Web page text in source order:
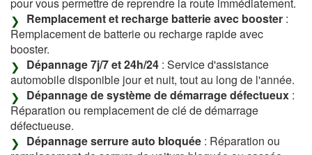
Remplacement et recharge batterie avec booster :
Remplacement de batterie ou recharge rapide avec
booster.
Dépannage 7j/7 et 24h/24 : Service d'assistance
automobile disponible jour et nuit, tout au long de l'année.
Dépannage de système de démarrage défectueux :
Réparation ou remplacement de clé de démarrage
défectueuse.
Dépannage serrure auto bloquée : Réparation ou